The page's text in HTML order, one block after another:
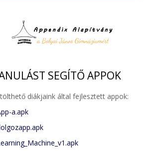
SEGÍTŐ APPOK
diákjaink által fejlesztett appok:
a.apk